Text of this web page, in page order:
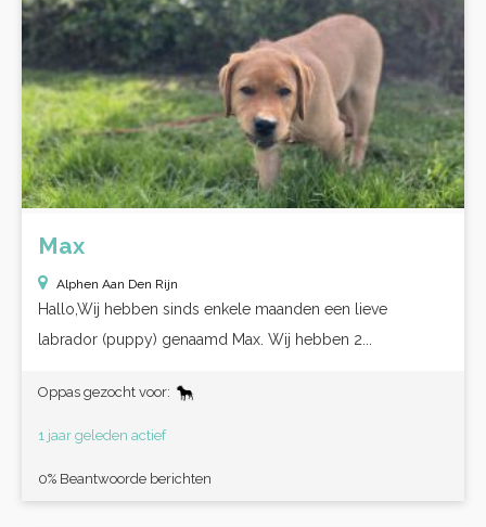
Max
Alphen Aan Den Rijn
Hallo,Wij hebben sinds enkele maanden een lieve
labrador (puppy) genaamd Max. Wij hebben 2...
Oppas gezocht voor:
1 jaar geleden actief
0% Beantwoorde berichten